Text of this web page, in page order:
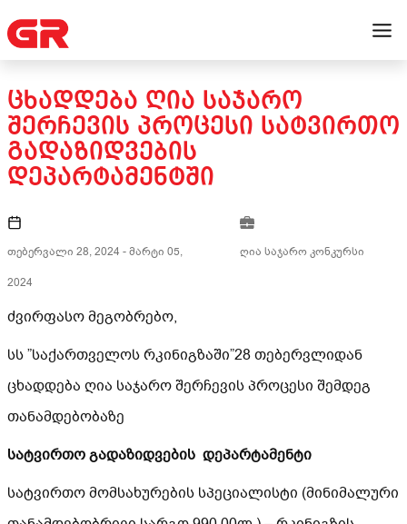
ᲪᲮᲐᲓᲓᲔᲑᲐ ᲦᲘᲐ ᲡᲐᲯᲐᲠᲝ
ᲨᲔᲠᲩᲔᲕᲘᲡ ᲞᲠᲝᲪᲔᲡᲘ ᲡᲐᲢᲕᲘᲠᲗᲝ
ᲒᲐᲓᲐᲖᲘᲓᲕᲔᲑᲘᲡ
ᲓᲔᲞᲐᲠᲢᲐᲛᲔᲜᲢᲨᲘ
თებერვალი 28, 2024 -მარტი 05,
2024
ღია საჯარო კონკურსი
ძვირფასო მეგობრებო,
სს ”საქართველოს რკინიგზაში”28 თებერვლიდან
ცხადდება ღია საჯარო შერჩევის პროცესი შემდეგ
თანამდებობაზე
სატვირთო გადაზიდვების დეპარტამენტი
სატვირთო მომსახურების სპეციალისტი (მინიმალური